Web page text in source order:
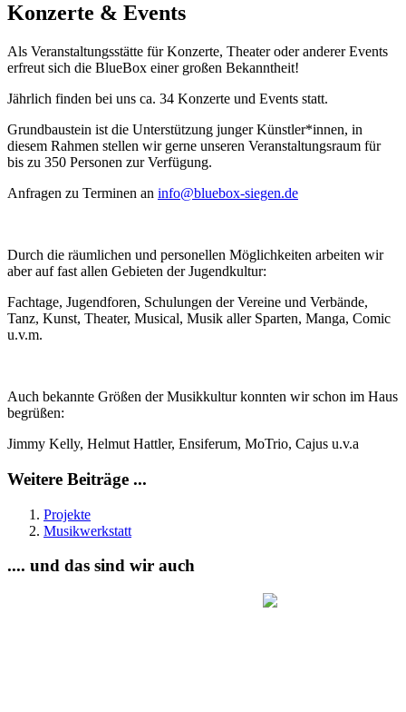
Konzerte & Events
Als Veranstaltungsstätte für Konzerte, Theater oder anderer Events
erfreut sich die BlueBox einer großen Bekanntheit!
Jährlich finden bei uns ca. 34 Konzerte und Events statt.
Grundbaustein ist die Unterstützung junger Künstler*innen, in
diesem Rahmen stellen wir gerne unseren Veranstaltungsraum für
bis zu 350 Personen zur Verfügung.
Anfragen zu Terminen an info@bluebox-siegen.de
Durch die räumlichen und personellen Möglichkeiten arbeiten wir
aber auf fast allen Gebieten der Jugendkultur:
Fachtage, Jugendforen, Schulungen der Vereine und Verbände,
Tanz, Kunst, Theater, Musical, Musik aller Sparten, Manga, Comic
u.v.m.
Auch bekannte Größen der Musikkultur konnten wir schon im Haus
begrüßen:
Jimmy Kelly, Helmut Hattler, Ensiferum, MoTrio, Cajus u.v.a
Weitere Beiträge ...
Projekte
Musikwerkstatt
.... und das sind wir auch